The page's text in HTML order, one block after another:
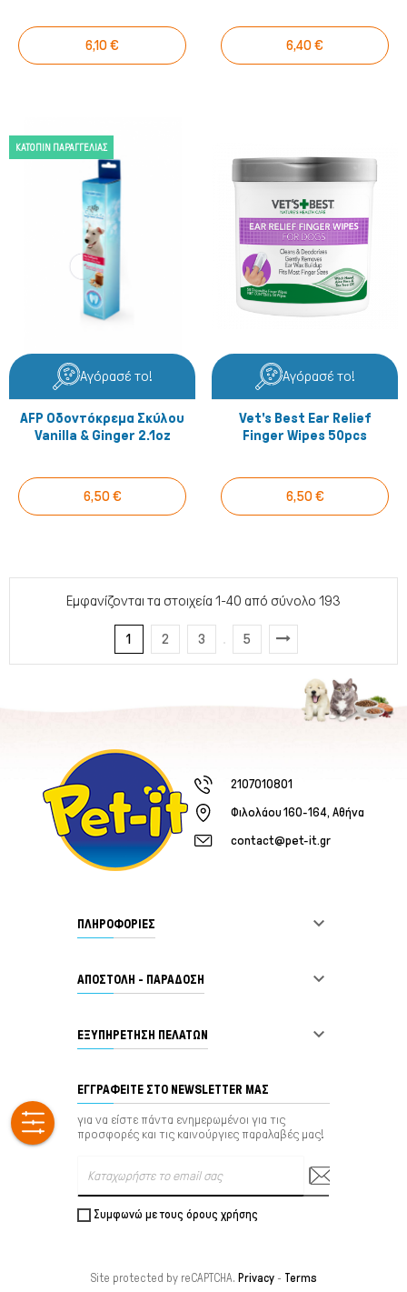
6,10 € 6,40 €
ΚΑΤΌΠΙΝ ΠΑΡΑΓΓΕΛΊΑΣ
Αγόρασέ το!
AFP Οδοντόκρεμα Σκύλου
Vanilla & Ginger 2.1oz
6,50 €
Αγόρασέ το!
Vet's Best Ear Relief
Finger Wipes 50pcs
6,50 €
Εμφανίζονται τα στοιχεία 1-40 από σύνολο 193
1 2 3 5
2107010801
Φιλολάου 160-164, Αθήνα
contact@pet-it.gr
ΠΛΗΡΟΦΟΡΙΕΣ 
ΑΠΟΣΤΟΛΗ - ΠΑΡΑΔΟΣΗ 
ΕΞΥΠΗΡΈΤΗΣΗ ΠΕΛΑΤΏΝ 
ΕΓΓΡΑΦΕΊΤΕ ΣΤΟ NEWSLETTER ΜΑΣ
για να είστε πάντα ενημερωμένοι για τις
προσφορές και τις καινούργιες παραλαβές μας!
Συμφωνώ με τους όρους χρήσης
Site protected by reCAPTCHA. Privacy- Terms